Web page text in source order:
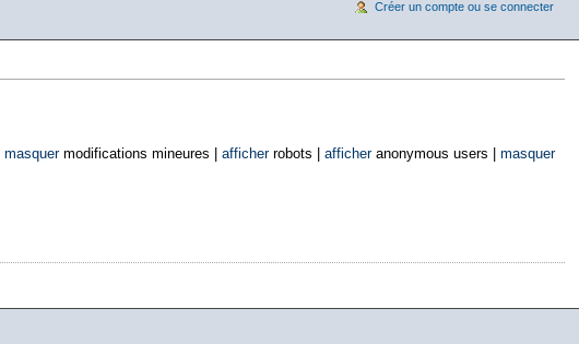
masquermodifications mineures | afficherrobots | afficheranonymous users | masquer
Créer un compte ou se connecter